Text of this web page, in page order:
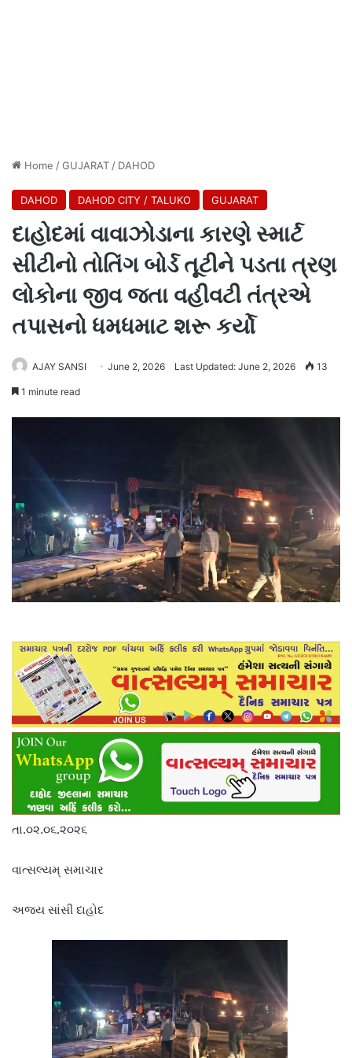
Home /GUJARAT / DAHOD
DAHOD DAHOD CITY / TALUKO GUJARAT
દાહોદમાં વાવાઝોડાના કારણે સ્માર્ટ
સીટીનો તોતિંગ બોર્ડ તૂટીને પડતા ત્રણ
લોકોના જીવ જતા વહીવટી તંત્રએ
તપાસનો ધમધમાટ શરૂ કર્યો
AJAY SANSI June 2, 2026 Last Updated: June 2, 2026 13
1 minute read
તા.૦૨.૦૬.૨૦૨૬
વાત્સલ્યમ્ સમાચાર
અજય સાંસી દાહોદ